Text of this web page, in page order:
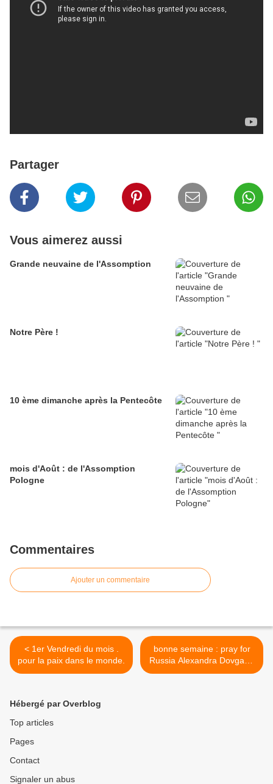
Partager
Vous aimerez aussi
Grande neuvaine de l'Assomption
Notre Père !
10 ème dimanche après la Pentecôte
mois d'Août : de l'Assomption
Pologne
Commentaires
Ajouter un commentaire
< 1er Vendredi du mois .
pour la paix dans le monde.
bonne semaine : pray for
Russia Alexandra Dovgan -
Jésus que ma joie demeure
Hébergé par Overblog
Top articles
Pages
Contact
Signaler un abus